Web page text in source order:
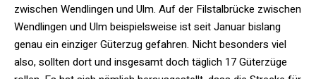
zwischen Wendlingen und Ulm. Auf der Filstalbrücke zwischen
Wendlingen und Ulm beispielsweise ist seit Januar bislang
genau ein einziger Güterzug gefahren. Nicht besonders viel
also, sollten dort und insgesamt doch täglich 17 Güterzüge